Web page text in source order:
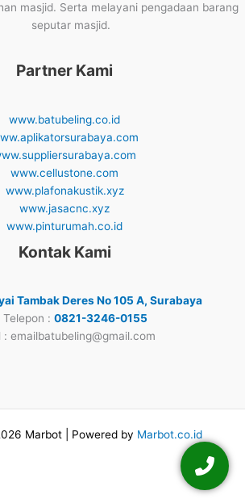
masjid. Serta melayani pengadaan barang
seputar masjid.
Partner Kami
www.batubeling.co.id
www.cellustone.com
www.plafonakustik.xyz
www.jasacnc.xyz
www.pinturumah.co.id
Kontak Kami
Tambak Deres No 105 A, Surabaya
Telepon : 0821-3246-0155
: emailbatubeling@gmail.com
Marbot | Powered by Marbot.co.id